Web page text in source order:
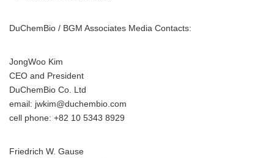
DuChemBio / BGM Associates Media Contacts:
JongWoo Kim
CEO and President
DuChemBio Co. Ltd
email: jwkim@duchembio.com
cell phone: +82 10 5343 8929
Friedrich W. Gause